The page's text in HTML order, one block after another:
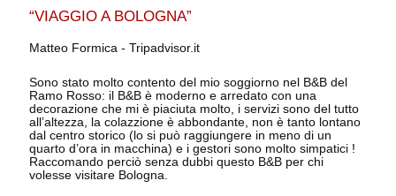
“VIAGGIO A BOLOGNA”
Matteo Formica - Tripadvisor.it
Sono stato molto contento del mio soggiorno nel B&B del
Ramo Rosso: il B&B è moderno e arredato con una
decorazione che mi è piaciuta molto, i servizi sono del tutto
all’altezza, la colazzione è abbondante, non è tanto lontano
dal centro storico (lo si può raggiungere in meno di un
quarto d’ora in macchina) e i gestori sono molto simpatici !
Raccomando perciò senza dubbi questo B&B per chi
volesse visitare Bologna.